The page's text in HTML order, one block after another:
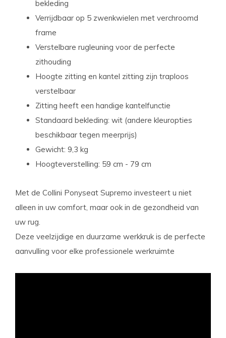
bekleding
Verrijdbaar op 5 zwenkwielen met verchroomd
frame
Verstelbare rugleuning voor de perfecte
zithouding
Hoogte zitting en kantel zitting zijn traploos
verstelbaar
Zitting heeft een handige kantelfunctie
Standaard bekleding: wit (andere kleuropties
beschikbaar tegen meerprijs)
Gewicht: 9,3 kg
Hoogteverstelling: 59 cm - 79 cm
Met de Collini Ponyseat Supremo investeert u niet
alleen in uw comfort, maar ook in de gezondheid van
uw rug.
Deze veelzijdige en duurzame werkkruk is de perfecte
aanvulling voor elke professionele werkruimte